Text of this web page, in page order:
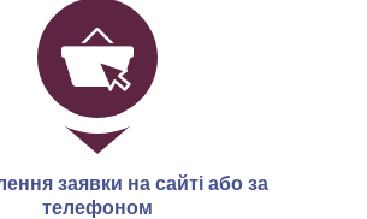
заявки на сайті або за
телефоном